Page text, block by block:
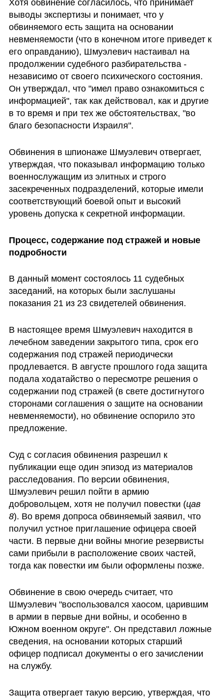
Хотя обвинение согласилось, что принимает
выводы экспертизы и понимает, что у
обвиняемого есть защита на основании
невменяемости (что в конечном итоге приведет к
его оправданию), Шмуэлевич настаивал на
продолжении судебного разбирательства -
независимо от своего психического состояния.
Он утверждал, что "имел право ознакомиться с
информацией", так как действовал, как и другие
в то время и при тех же обстоятельствах, "во
благо безопасности Израиля".
Обвинения в шпионаже Шмуэлевич отвергает,
утверждая, что показывал информацию только
военнослужащим из элитных и строго
засекреченных подразделений, которые имели
соответствующий боевой опыт и высокий
уровень допуска к секретной информации.
Процесс, содержание под стражей и новые
подробности
В данный момент состоялось 11 судебных
заседаний, на которых были заслушаны
показания 21 из 23 свидетелей обвинения.
В настоящее время Шмуэлевич находится в
лечебном заведении закрытого типа, срок его
содержания под стражей периодически
продлевается. В августе прошлого года защита
подала ходатайство о пересмотре решения о
содержании под стражей (в свете достигнутого
сторонами соглашения о защите на основании
невменяемости), но обвинение оспорило это
предложение.
Суд с согласия обвинения разрешил к
публикации еще один эпизод из материалов
расследования. По версии обвинения,
Шмуэлевич решил пойти в армию
добровольцем, хотя не получил повестки (цав
8). Во время допроса обвиняемый заявил, что
получил устное приглашение офицера своей
части. В первые дни войны многие резервисты
сами прибыли в расположение своих частей,
тогда как повестки им были оформлены позже.
Обвинение в свою очередь считает, что
Шмуэлевич "воспользовался хаосом, царившим
в армии в первые дни войны, и особенно в
Южном военном округе". Он представил ложные
сведения, на основании которых старший
офицер подписал документы о его зачислении
на службу.
Защита отвергает такую версию, утверждая, что